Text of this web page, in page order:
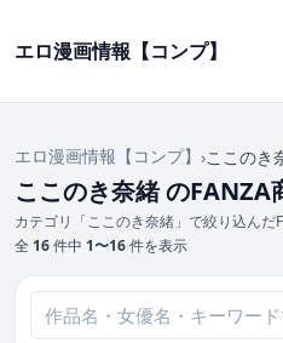
エロ漫画情報【コンプ】
エロ漫画情報【コンプ】 ›ここのき
ここのき奈緒 のFANZA
カテゴリ「ここのき奈緒」で絞り込んだ
全 16件中 1〜16件を表示